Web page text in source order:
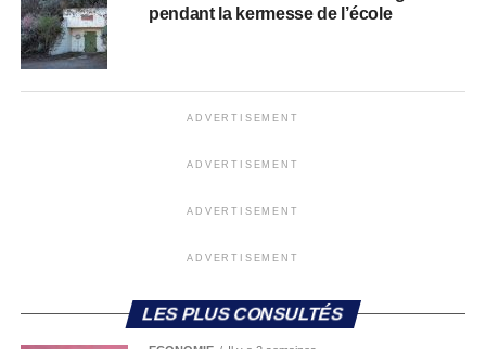
pendant la kermesse de l’école
ADVERTISEMENT
ADVERTISEMENT
ADVERTISEMENT
ADVERTISEMENT
LES PLUS CONSULTÉS